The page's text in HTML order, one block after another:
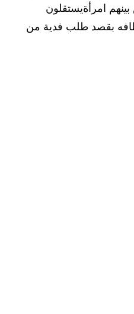
امرأةيستقلون
بقصد طلب فدية من